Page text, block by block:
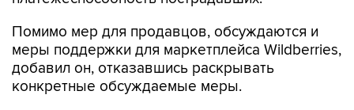
Помимо мер для продавцов, обсуждаются и
меры поддержки для маркетплейса Wildberries,
добавил он, отказавшись раскрывать
конкретные обсуждаемые меры.